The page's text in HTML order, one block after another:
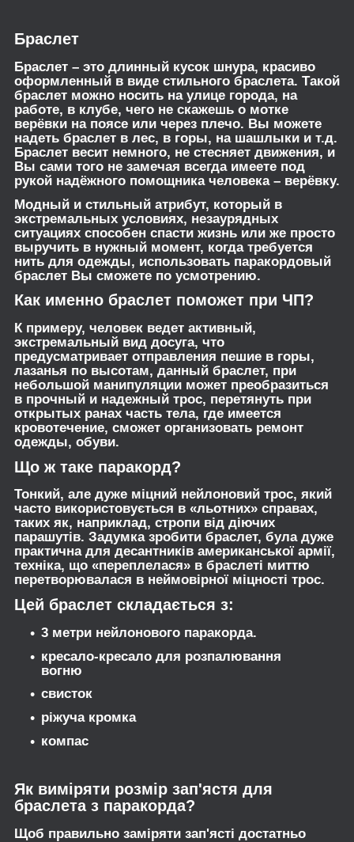
Браслет
Браслет – это длинный кусок шнура, красиво
оформленный в виде стильного браслета. Такой
браслет можно носить на улице города, на
работе, в клубе, чего не скажешь о мотке
верёвки на поясе или через плечо. Вы можете
надеть браслет в лес, в горы, на шашлыки и т.д.
Браслет весит немного, не стесняет движения, и
Вы сами того не замечая всегда имеете под
рукой надёжного помощника человека – верёвку.
Модный и стильный атрибут, который в
экстремальных условиях, незаурядных
ситуациях способен спасти жизнь или же просто
выручить в нужный момент, когда требуется
нить для одежды, использовать паракордовый
браслет Вы сможете по усмотрению.
Как именно браслет поможет при ЧП?
К примеру, человек ведет активный,
экстремальный вид досуга, что
предусматривает отправления пешие в горы,
лазанья по высотам, данный браслет, при
небольшой манипуляции может преобразиться
в прочный и надежный трос, перетянуть при
открытых ранах часть тела, где имеется
кровотечение, сможет организовать ремонт
одежды, обуви.
Що ж таке паракорд?
Тонкий, але дуже міцний нейлоновий трос, який
часто використовується в «льотних» справах,
таких як, наприклад, стропи від діючих
парашутів. Задумка зробити браслет, була дуже
практична для десантників американської армії,
техніка, що «переплелася» в браслеті миттю
перетворювалася в неймовірної міцності трос.
Цей браслет складається з:
3 метри нейлонового паракорда.
кресало-кресало для розпалювання
вогню
свисток
ріжуча кромка
компас
Як виміряти розмір зап'ястя для
браслета з паракорда?
Щоб правильно заміряти зап'ясті достатньо